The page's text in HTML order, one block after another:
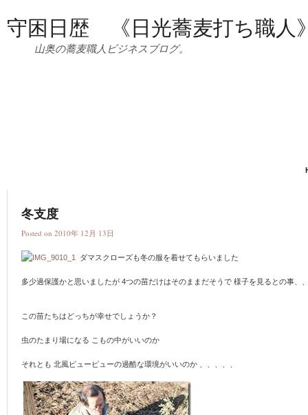
守困日歴 《日光蕎麦打ち職人
山奥の蕎麦職人ビジネスブログ。
冬支度
Posted on 2010年 12月 13日
ダマスクローズも冬の服を着せてもらいました
多少過保護かと思いましたが 4つの苗だけはそのままだそうで 様子を見るとの事、
この苗たちはどっちが幸せでしょうか？
虫のたまり場になる こもの中がいいのか
それとも 北風ピューピューの過酷な環境がいいのか 、、、、、